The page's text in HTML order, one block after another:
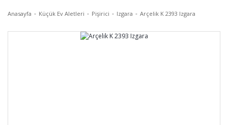
Anasayfa Küçük Ev Aletleri Pişirici Izgara Arçelik K 2393 Izgara